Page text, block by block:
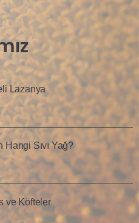
Lazanya
Sıvı Yağ?
ve Köfteler